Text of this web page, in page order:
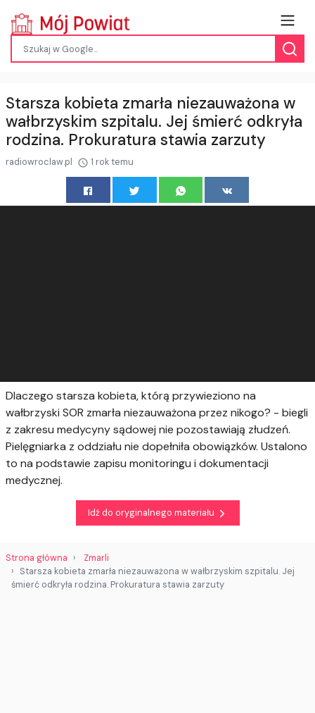
Starsza kobieta zmarła niezauważona w
wałbrzyskim szpitalu. Jej śmierć odkryła
rodzina. Prokuratura stawia zarzuty
radiowroclaw.pl 1 rok temu
Dlaczego starsza kobieta, którą przywieziono na
wałbrzyski SOR zmarła niezauważona przez nikogo? - biegli
z zakresu medycyny sądowej nie pozostawiają złudzeń.
Pielęgniarka z oddziału nie dopełniła obowiązków. Ustalono
to na podstawie zapisu monitoringu i dokumentacji
medycznej.
Idź do oryginalnego materiału
Strona główna
Zmarli
Starsza kobieta zmarła niezauważona w wałbrzyskim szpitalu. Jej
śmierć odkryła rodzina. Prokuratura stawia zarzuty